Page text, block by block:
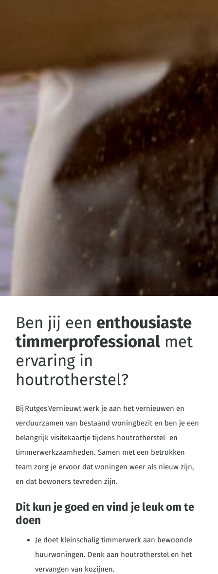
Ben jij een enthousiaste
timmerprofessionalmet
ervaring in
houtrotherstel?
Bij Rutges Vernieuwt werk je aan het vernieuwen en
verduurzamen van bestaand woningbezit en ben je een
belangrijk visitekaartje tijdens houtrotherstel‑ en
timmerwerkzaamheden. Samen met een betrokken
team zorg je ervoor dat woningen weer als nieuw zijn,
en dat bewoners tevreden zijn.
Dit kun je goed en vind je leuk om te
doen
Je doet kleinschalig timmerwerk aan bewoonde
huurwoningen. Denk aan houtrotherstel en het
vervangen van kozijnen.